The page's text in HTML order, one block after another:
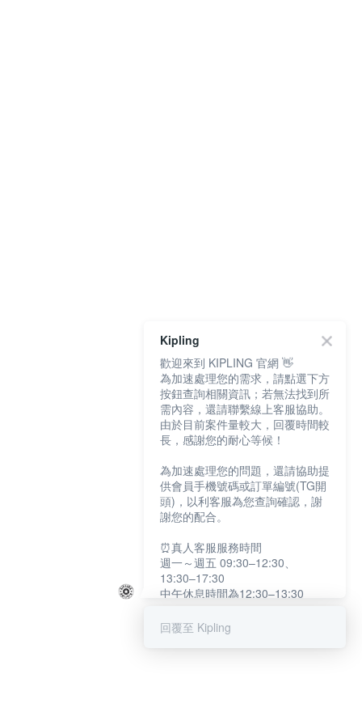
Kipling
歡迎來到 KIPLING 官網 👋
為加速處理您的需求，請點選下方
按鈕查詢相關資訊；若無法找到所
需內容，還請聯繫線上客服協助。
由於目前案件量較大，回覆時間較
長，感謝您的耐心等候！
為加速處理您的問題，還請協助提
供會員手機號碼或訂單編號(TG開
頭)，以利客服為您查詢確認，謝
謝您的配合。
⏰真人客服服務時間
週一～週五 09:30–12:30、
13:30–17:30
中午休息時間為12:30–13:30
提醒您：系統會自動已讀訊息，如
回覆至 Kipling